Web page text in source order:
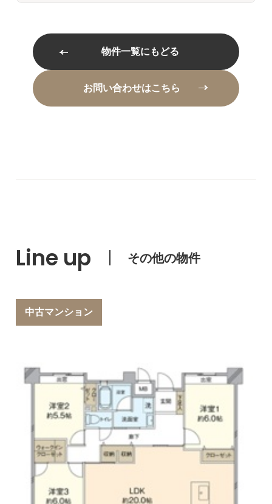
物件一覧にもどる
お問い合わせはこちら
Line up その他の物件
中古マンション